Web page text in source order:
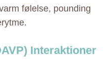
følelse, pounding
Interaktioner